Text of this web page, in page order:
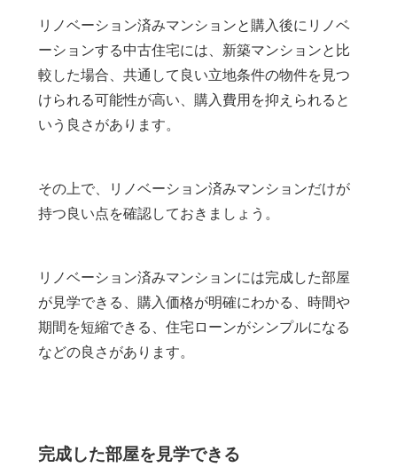
リノベーション済みマンションと購入後にリノベ
ーションする中古住宅には、新築マンションと比
較した場合、共通して良い立地条件の物件を見つ
けられる可能性が高い、購入費用を抑えられると
いう良さがあります。
その上で、リノベーション済みマンションだけが
持つ良い点を確認しておきましょう。
リノベーション済みマンションには完成した部屋
が見学できる、購入価格が明確にわかる、時間や
期間を短縮できる、住宅ローンがシンプルになる
などの良さがあります。
完成した部屋を見学できる